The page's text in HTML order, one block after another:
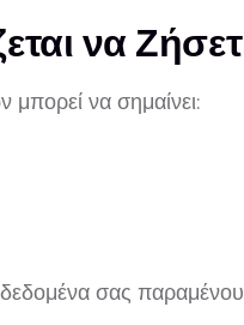
να
να σημαίνει:
δεδομένα σας